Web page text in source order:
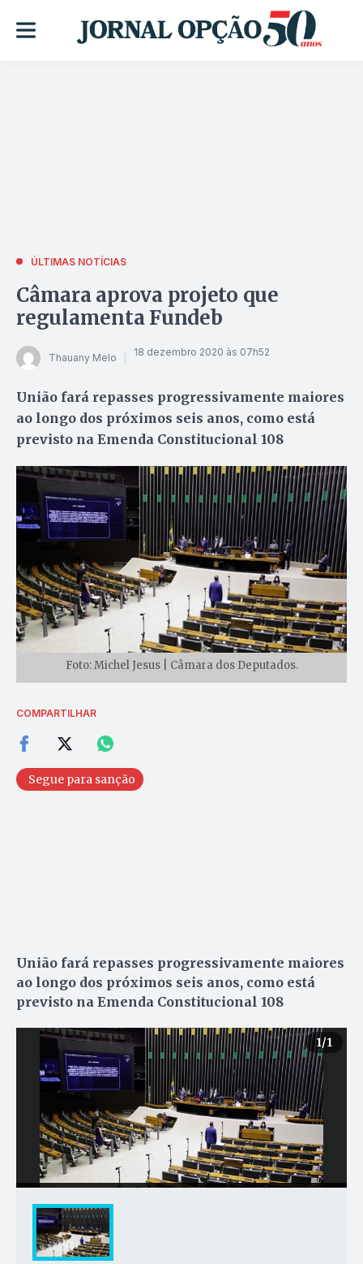
ÚLTIMAS NOTÍCIAS
Câmara aprova projeto que
regulamenta Fundeb
Thauany Melo 18 dezembro 2020 às 07h52
União fará repasses progressivamente maiores
ao longo dos próximos seis anos, como está
previsto na Emenda Constitucional 108
Foto: Michel Jesus | Câmara dos Deputados.
COMPARTILHAR
Segue para sanção
União fará repasses progressivamente maiores
ao longo dos próximos seis anos, como está
previsto na Emenda Constitucional 108
1/1